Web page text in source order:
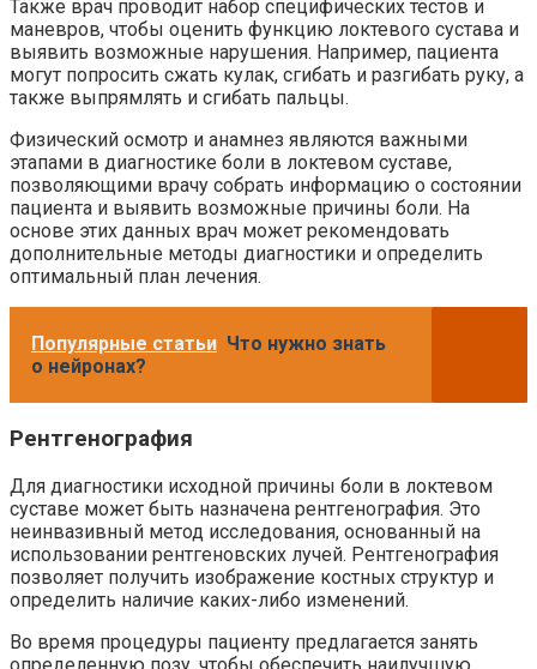
Также врач проводит набор специфических тестов и
маневров, чтобы оценить функцию локтевого сустава и
выявить возможные нарушения. Например, пациента
могут попросить сжать кулак, сгибать и разгибать руку, а
также выпрямлять и сгибать пальцы.
Физический осмотр и анамнез являются важными
этапами в диагностике боли в локтевом суставе,
позволяющими врачу собрать информацию о состоянии
пациента и выявить возможные причины боли. На
основе этих данных врач может рекомендовать
дополнительные методы диагностики и определить
оптимальный план лечения.
Популярные статьи Что нужно знать
о нейронах?
Рентгенография
Для диагностики исходной причины боли в локтевом
суставе может быть назначена рентгенография. Это
неинвазивный метод исследования, основанный на
использовании рентгеновских лучей. Рентгенография
позволяет получить изображение костных структур и
определить наличие каких-либо изменений.
Во время процедуры пациенту предлагается занять
определенную позу, чтобы обеспечить наилучшую